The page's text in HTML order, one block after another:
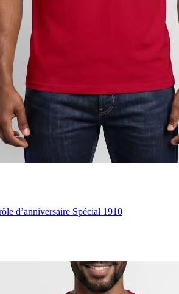
d’anniversaire Spécial 1910